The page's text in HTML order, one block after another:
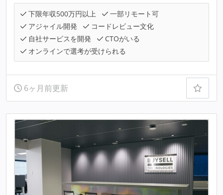
下限年収500万円以上
一部リモート可
アジャイル開発
コードレビュー文化
自社サービスを開発
CTOがいる
オンラインで選考が受けられる
6ヶ月前更新